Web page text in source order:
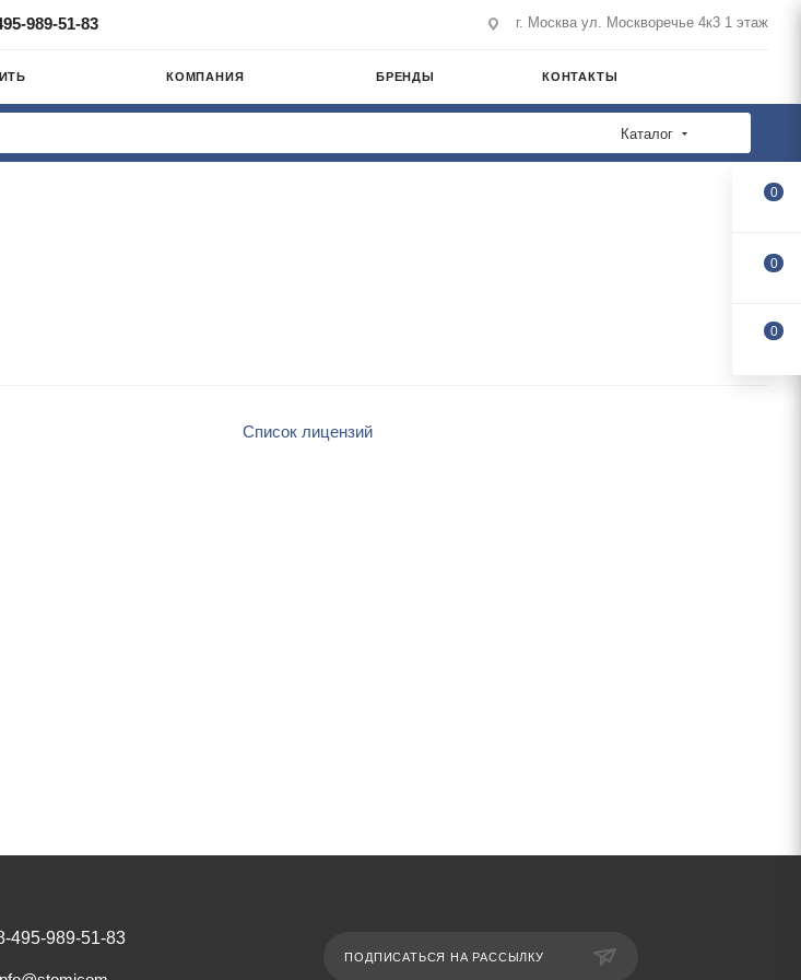
989-51-83 г. Москва ул. Москворечье 4к3 1 этаж
КОМПАНИЯ БРЕНДЫ КОНТАКТЫ
Каталог
Список лицензий
495-989-51-83
ПОДПИСАТЬСЯ НА РАССЫЛКУ
0
0
0